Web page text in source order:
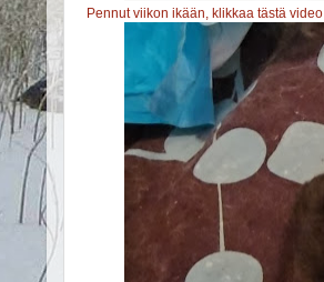
Pennut viikon ikään, klikkaa tästä video